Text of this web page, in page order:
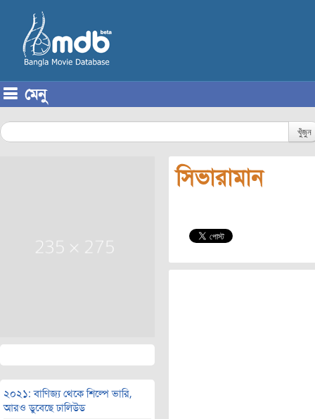
মেনু
খুঁজুন
২০২১: বাণিজ্য থেকে শিল্পে ভারি,
আরও ডুবেছে ঢালিউড
সিভারামান